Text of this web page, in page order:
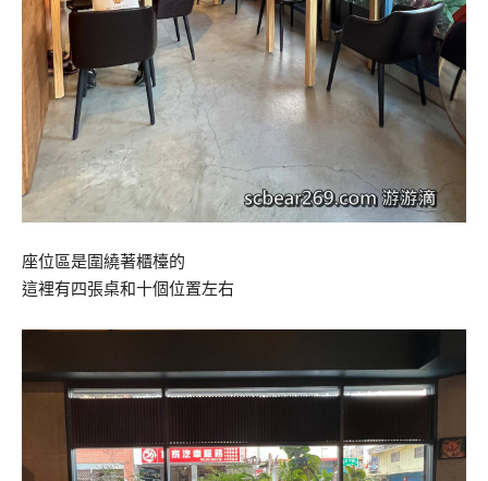
座位區是圍繞著櫃檯的
這裡有四張桌和十個位置左右